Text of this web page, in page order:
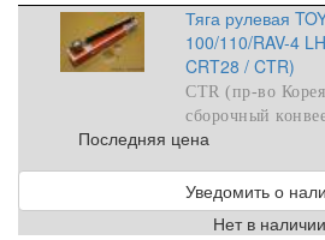
Тяга рулевая
100/110/RAV-4
CRT28 / CTR)
CTR (пр-во
сборочный
Последняя цена
Уведомить о
Нет в наличии